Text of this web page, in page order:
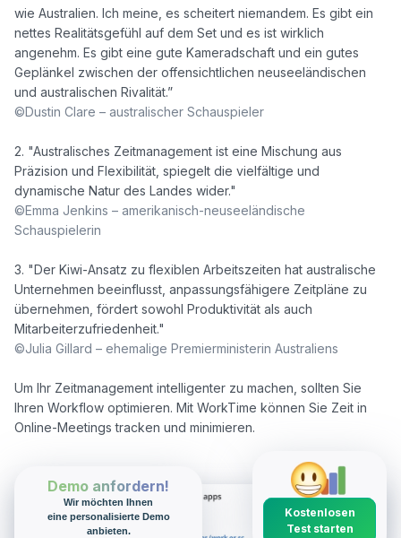
wie Australien. Ich meine, es scheitert niemandem. Es gibt ein
nettes Realitätsgefühl auf dem Set und es ist wirklich
angenehm. Es gibt eine gute Kameradschaft und ein gutes
Geplänkel zwischen der offensichtlichen neuseeländischen
©Dustin Clare – australischer Schauspieler
2. "Australisches Zeitmanagement ist eine Mischung aus
Präzision und Flexibilität, spiegelt die vielfältige und
©Emma Jenkins – amerikanisch-neuseeländische
Schauspielerin
3. "Der Kiwi-Ansatz zu flexiblen Arbeitszeiten hat australische
Unternehmen beeinflusst, anpassungsfähigere Zeitpläne zu
übernehmen, fördert sowohl Produktivität als auch
©Julia Gillard – ehemalige Premierministerin Australiens
Um Ihr Zeitmanagement intelligenter zu machen, sollten Sie
Ihren Workflow optimieren. Mit WorkTime können Sie Zeit in
Demo anfordern!
Wir möchten Ihnen
eine personalisierte Demo
anbieten.
Kostenlosen
Test starten